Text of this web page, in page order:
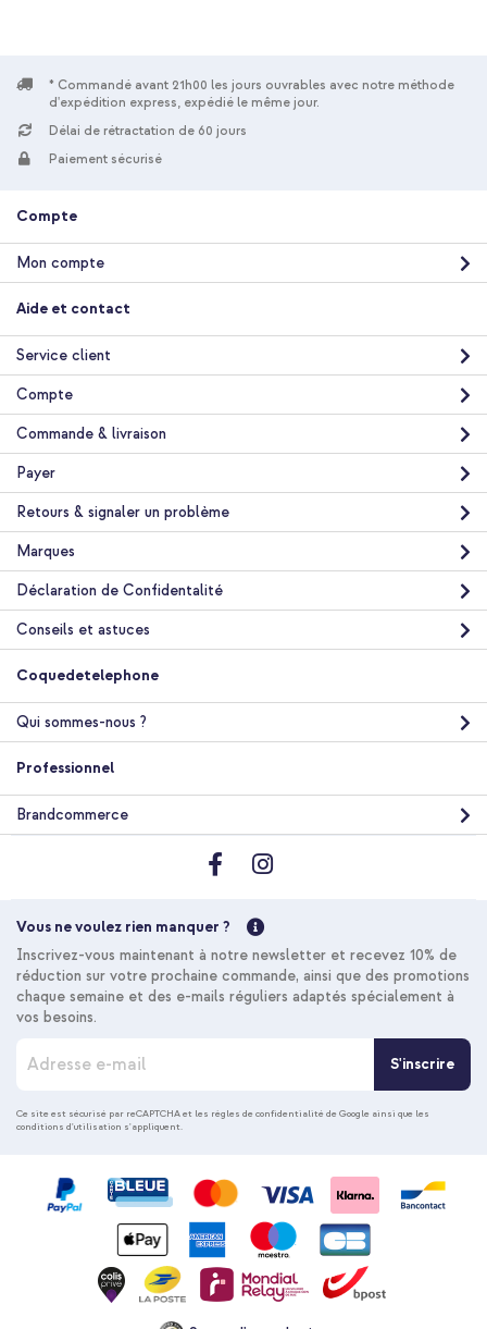
0 m
Non
Apple, Samsung, Universel
connectée, Tablette, Écouteurs sans fil
* Commandé avant 21h00 les jours ouvrables avec notre méthode
d'expédition express, expédié le même jour.
Délai de rétractation de 60 jours
Paiement sécurisé
Compte
Mon compte
Aide et contact
Service client
Compte
Commande & livraison
Payer
Retours & signaler un problème
Marques
Déclaration de Confidentalité
Conseils et astuces
Coquedetelephone
Qui sommes-nous ?
Professionnel
Brandcommerce
Vous ne voulez rien manquer ?
Inscrivez-vous maintenant à notre newsletter et recevez 10% de
réduction sur votre prochaine commande, ainsi que des promotions
chaque semaine et des e-mails réguliers adaptés spécialement à
vos besoins.
c
r
S'inscrire
Ce site est sécurisé par reCAPTCHA et les règles de confidentialité de Google ainsi que les
conditions d'utilisation s'appliquent.